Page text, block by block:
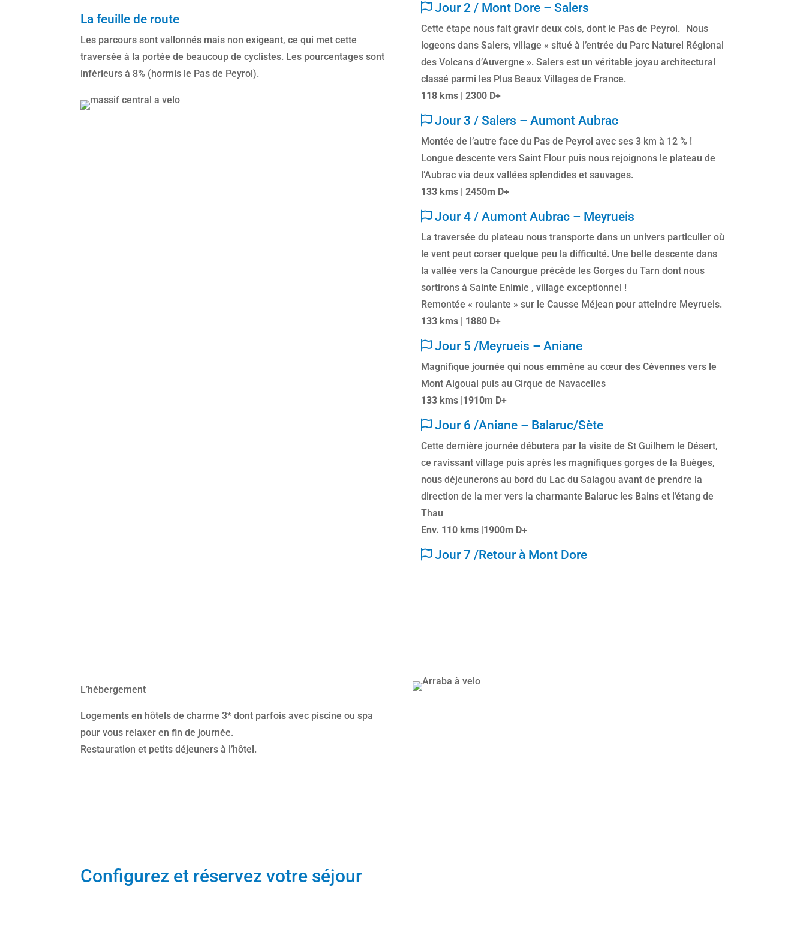
La feuille de route
Les parcours sont vallonnés mais non exigeant, ce qui met cette
traversée à la portée de beaucoup de cyclistes. Les pourcentages sont
inférieurs à 8% (hormis le Pas de Peyrol).
Jour 2 / Mont Dore – Salers
Cette étape nous fait gravir deux cols, dont le Pas de Peyrol. Nous
logeons dans Salers, village « situé à l’entrée du Parc Naturel Régional
des Volcans d’Auvergne ». Salers est un véritable joyau architectural
classé parmi les Plus Beaux Villages de France.
118 kms | 2300 D+
Jour 3 / Salers – Aumont Aubrac
Montée de l’autre face du Pas de Peyrol avec ses 3 km à 12 % !
Longue descente vers Saint Flour puis nous rejoignons le plateau de
l’Aubrac via deux vallées splendides et sauvages.
133 kms | 2450m D+
Jour 4 / Aumont Aubrac – Meyrueis
La traversée du plateau nous transporte dans un univers particulier où
le vent peut corser quelque peu la difficulté. Une belle descente dans
la vallée vers la Canourgue précède les Gorges du Tarn dont nous
sortirons à Sainte Enimie , village exceptionnel !
Remontée « roulante » sur le Causse Méjean pour atteindre Meyrueis.
133 kms | 1880 D+
Jour 5 /Meyrueis – Aniane
Magnifique journée qui nous emmène au cœur des Cévennes vers le
Mont Aigoual puis au Cirque de Navacelles
133 kms |1910m D+
Jour 6 /Aniane – Balaruc/Sète
Cette dernière journée débutera par la visite de St Guilhem le Désert,
ce ravissant village puis après les magnifiques gorges de la Buèges,
nous déjeunerons au bord du Lac du Salagou avant de prendre la
direction de la mer vers la charmante Balaruc les Bains et l’étang de
Thau
Env. 110 kms |1900m D+
Jour 7 /Retour à Mont Dore
L’hébergement
Logements en hôtels de charme 3* dont parfois avec piscine ou spa
pour vous relaxer en fin de journée.
Restauration et petits déjeuners à l’hôtel.
Configurez et réservez votre séjour